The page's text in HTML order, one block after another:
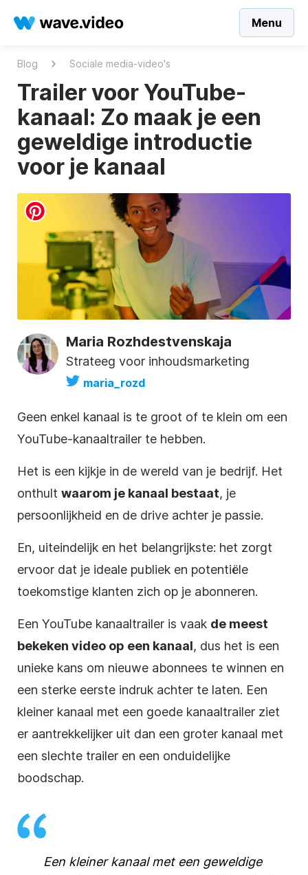
Menu
Blog Sociale media-video's
Trailer voor YouTube-
kanaal: Zo maak je een
geweldige introductie
voor je kanaal
Maria Rozhdestvenskaja
Strateeg voor inhoudsmarketing
maria_rozd
Geen enkel kanaal is te groot of te klein om een
YouTube-kanaaltrailer te hebben.
Het is een kijkje in de wereld van je bedrijf. Het
onthult waarom je kanaal bestaat, je
persoonlijkheid en de drive achter je passie.
En, uiteindelijk en het belangrijkste: het zorgt
ervoor dat je ideale publiek en potentiële
toekomstige klanten zich op je abonneren.
Een YouTube kanaaltrailer is vaak de meest
bekeken video op een kanaal, dus het is een
unieke kans om nieuwe abonnees te winnen en
een sterke eerste indruk achter te laten. Een
kleiner kanaal met een goede kanaaltrailer ziet
er aantrekkelijker uit dan een groter kanaal met
een slechte trailer en een onduidelijke
boodschap.
Een kleiner kanaal met een geweldige